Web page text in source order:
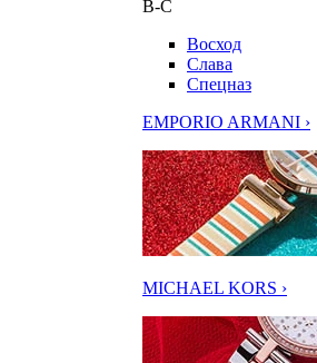
В-С
Восход
Слава
Спецназ
EMPORIO ARMANI ›
MICHAEL KORS ›